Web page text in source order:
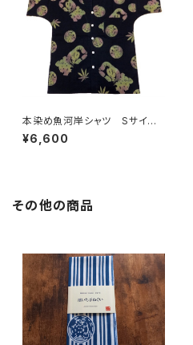
本染め魚河岸シャツ Sサイ
ズ 認定証付き 木綿晒 麻の
葉柄 黒×迷彩カモ 日本製
¥6,600
その他の商品